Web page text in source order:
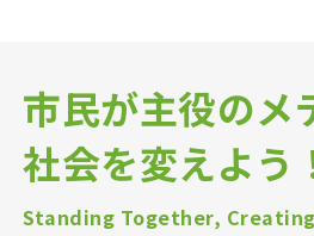
市民が主役のメ
社会を変えよう
Standing Together,